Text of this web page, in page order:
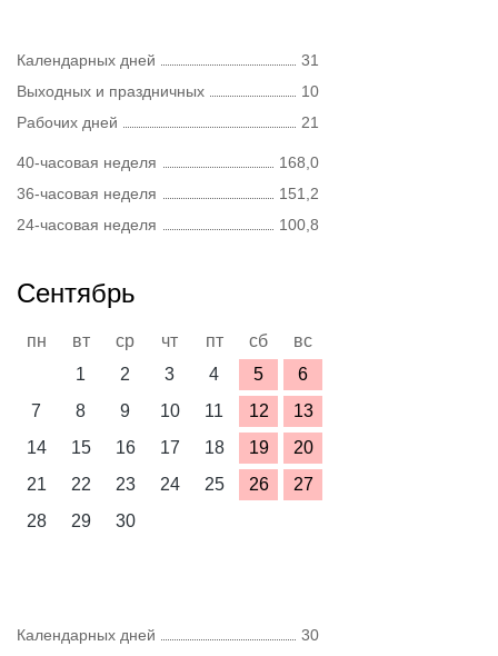
Календарных дней
31
Выходных и праздничных
10
Рабочих дней
21
40-часовая неделя
168,0
36-часовая неделя
151,2
24-часовая неделя
100,8
Сентябрь
пн вт ср чт пт сб
вс
1
2 3 4 5
6
7
8 9 10 11 12
13
14
15 16 17 18 19
20
21
22 23 24 25 26
27
28
29 30
Календарных дней
30